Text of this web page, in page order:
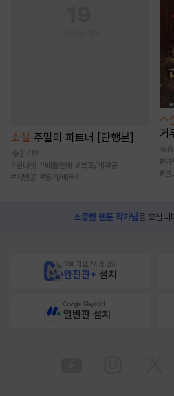
소설 주말의 파트너 [단행본]
2.4만
#원나잇 #배틀연애 #복흑/계략공
# 재벌공 #동거/배우자
소
거
#여
#걸
소중한 웹툰 작가님을 모십니
10배 적립, 2시간 먼저
완전판+ 설치
Google Play에서
일반판 설치